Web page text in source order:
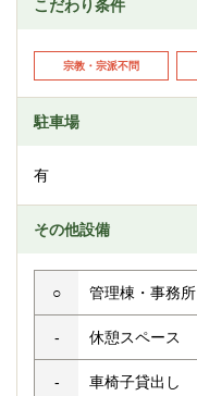
こだわり条件
宗教・宗派不問
駐車場
有
その他設備
○ 管理棟・事務所
- 休憩スペース
- 車椅子貸出し